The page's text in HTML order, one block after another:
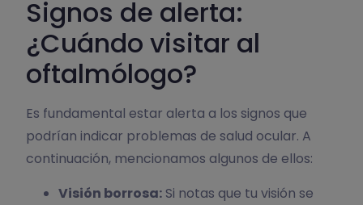
Signos de alerta:
¿Cuándo visitar al
oftalmólogo?
Es fundamental estar alerta a los signos que
podrían indicar problemas de salud ocular. A
continuación, mencionamos algunos de ellos:
Visión borrosa: Si notas que tu visión se